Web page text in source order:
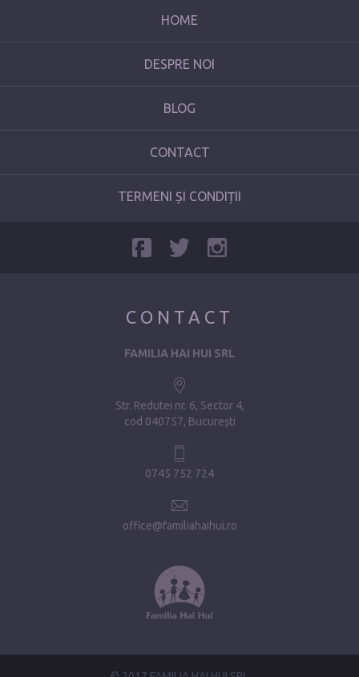
HOME
DESPRE NOI
BLOG
CONTACT
TERMENI ȘI CONDIȚII
CONTACT
FAMILIA HAI HUI SRL
Str. Redutei nr. 6, Sector 4
cod 040757, București
0745 752 724
office@familiahaihui.ro